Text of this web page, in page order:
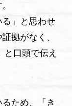
」と思わせ
拠がなく、
口頭で伝え
ため、「き